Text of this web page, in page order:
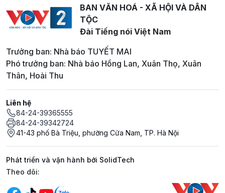
BAN VĂN HOÁ - XÃ HỘI VÀ DÂN
TỘC
Đài Tiếng nói Việt Nam
Trưởng ban: Nhà báo TUYẾT MAI
Phó trưởng ban: Nhà báo Hồng Lan, Xuân Thọ, Xuân
Thân, Hoài Thu
Liên hệ
84-24-39365555
84-24-39342724
41-43 phố Bà Triệu, phường Cửa Nam, TP. Hà Nội
Phát triển và vận hành bởi SolidTech
Mạng xã hội
Theo dõi: